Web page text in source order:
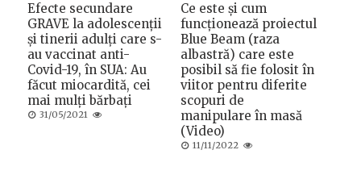
Efecte secundare
GRAVE la adolescenții
și tinerii adulți care s-
au vaccinat anti-
Covid-19, în SUA: Au
făcut miocardită, cei
mai mulți bărbați
Posted
31/05/2021
Ce este și cum
funcționează proiectul
Blue Beam (raza
albastră) care este
posibil să fie folosit în
viitor pentru diferite
scopuri de
manipulare în masă
(Video)
Posted
11/11/2022